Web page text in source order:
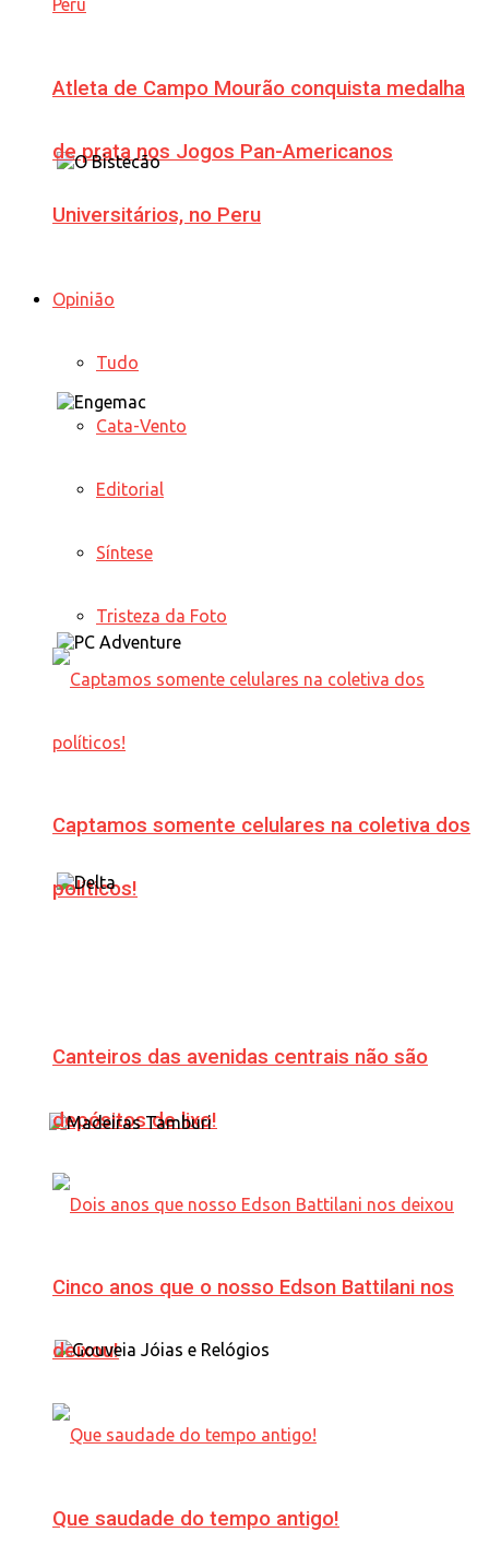
Atleta de Campo Mourão conquista medalha
de prata nos Jogos Pan-Americanos
Universitários, no Peru
Opinião
Tudo
Cata-Vento
Editorial
Síntese
Tristeza da Foto
Captamos somente celulares na coletiva dos
políticos!
Canteiros das avenidas centrais não são
depósitos de lixo!
Cinco anos que o nosso Edson Battilani nos
deixou!
Que saudade do tempo antigo!